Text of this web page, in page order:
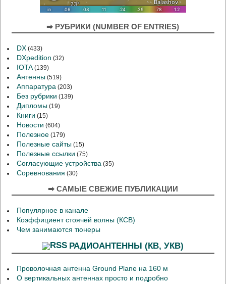
➡ РУБРИКИ (NUMBER OF ENTRIES)
DX (433)
DXpedition (32)
IOTA(139)
Антенны (519)
Аппаратура (203)
Без рубрики (139)
Дипломы (19)
Книги (15)
Новости (604)
Полезное (179)
Полезные сайты (15)
Полезные ссылки (75)
Согласующие устройства (35)
Соревнования (30)
➡ САМЫЕ СВЕЖИЕ ПУБЛИКАЦИИ
Популярное в канале
Коэффициент стоячей волны (КСВ)
Чем занимаются тюнеры
РАДИОАНТЕННЫ (КВ, УКВ)
Проволочная антенна Ground Plane на 160 м
О вертикальных антеннах просто и подробно